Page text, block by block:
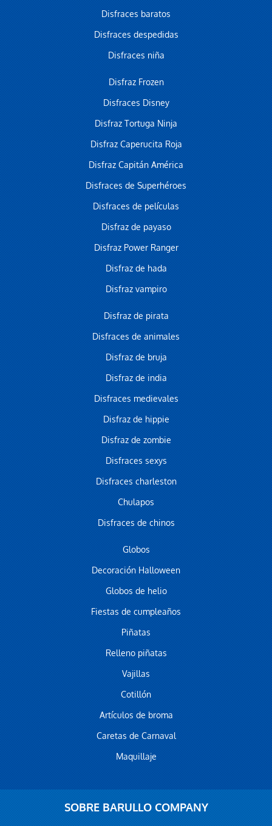
Disfraces baratos
Disfraces despedidas
Disfraces niña
Disfraz Frozen
Disfraces Disney
Disfraz Tortuga Ninja
Disfraz Caperucita Roja
Disfraz Capitán América
Disfraces de Superhéroes
Disfraces de películas
Disfraz de payaso
Disfraz Power Ranger
Disfraz de hada
Disfraz vampiro
Disfraz de pirata
Disfraces de animales
Disfraz de bruja
Disfraz de india
Disfraces medievales
Disfraz de hippie
Disfraz de zombie
Disfraces sexys
Disfraces charleston
Chulapos
Disfraces de chinos
Globos
Decoración Halloween
Globos de helio
Fiestas de cumpleaños
Piñatas
Relleno piñatas
Vajillas
Cotillón
Artículos de broma
Caretas de Carnaval
Maquillaje
SOBRE BARULLO COMPANY